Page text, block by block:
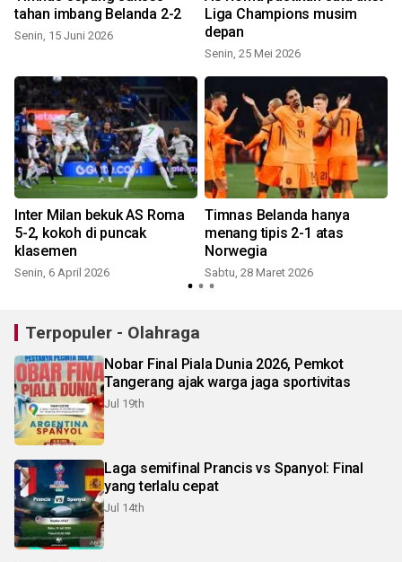
tahan imbang Belanda 2-2
Senin, 15 Juni 2026
Liga Champions musim
depan
Senin, 25 Mei 2026
Inter Milan bekuk AS Roma
5-2, kokoh di puncak
klasemen
Senin, 6 April 2026
Timnas Belanda hanya
menang tipis 2-1 atas
Norwegia
Sabtu, 28 Maret 2026
Terpopuler - Olahraga
Nobar Final Piala Dunia 2026, Pemkot
Tangerang ajak warga jaga sportivitas
Jul 19th
Laga semifinal Prancis vs Spanyol: Final
yang terlalu cepat
Jul 14th